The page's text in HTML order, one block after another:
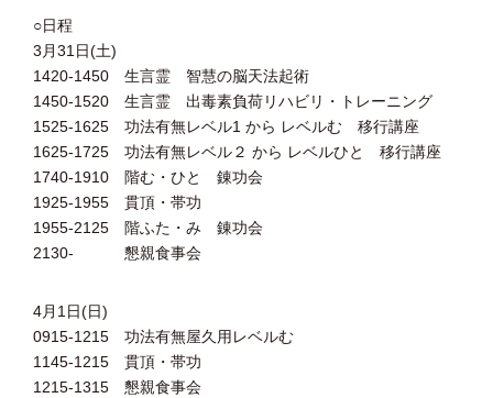
○日程
3月31日(土)
1420-1450 生言霊 智慧の脳天法起術
1450-1520 生言霊 出毒素負荷リハビリ・トレーニング
1525-1625 功法有無レベル1 から レベルむ 移行講座
1625-1725 功法有無レベル２ から レベルひと 移行講座
1740-1910 階む・ひと 錬功会
1925-1955 貫頂・帯功
1955-2125 階ふた・み 錬功会
2130- 懇親食事会
4月1日(日)
0915-1215 功法有無屋久用レベルむ
1145-1215 貫頂・帯功
1215-1315 懇親食事会